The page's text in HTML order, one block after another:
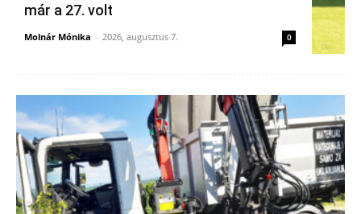
már a 27. volt
Molnár Mónika - 2026, augusztus 7. 0